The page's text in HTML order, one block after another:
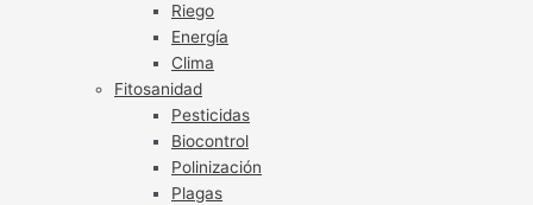
Riego
Energía
Clima
Fitosanidad
Pesticidas
Biocontrol
Polinización
Plagas